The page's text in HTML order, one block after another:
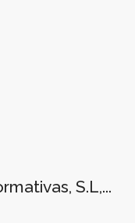
S.L,...